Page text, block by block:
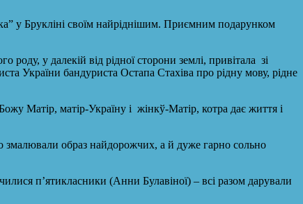
у Брукліні своїм найріднішим. Приємним подарунком
у далекій від рідної сторони землі, привітала зі
України бандуриста Остапа Стахіва про рідну мову, рідне
Матір, матір-Україну і жінкў-Матір, котра дає життя і
змалювали образ найдорожчих, а й дуже гарно сольно
п’ятикласники (Анни Булавіної) – всі разом дарували